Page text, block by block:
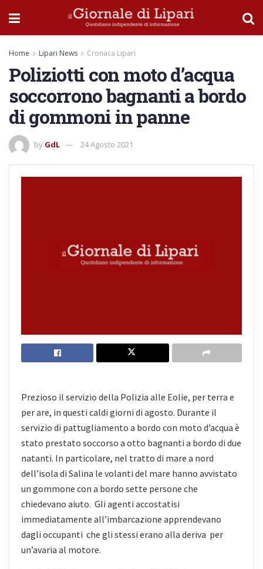
Home Lipari News Cronaca Lipari
Poliziotti con moto d’acqua
soccorrono bagnanti a bordo
di gommoni in panne
by GdL 24 Agosto 2021
Prezioso il servizio della Polizia alle Eolie, per terra e
per are, in questi caldi giorni di agosto. Durante il
servizio di pattugliamento a bordo con moto d’acqua è
stato prestato soccorso a otto bagnanti a bordo di due
natanti. In particolare, nel tratto di mare a nord
dell’isola di Salina le volanti del mare hanno avvistato
un gommone con a bordo sette persone che
chiedevano aiuto. Gli agenti accostatisi
immediatamente all’imbarcazione apprendevano
dagli occupanti che gli stessi erano alla deriva per
un’avaria al motore.